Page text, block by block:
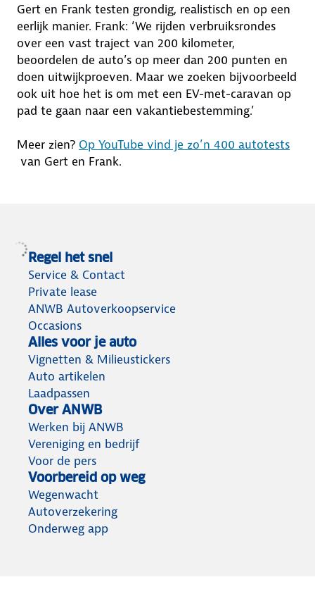
Gert en Frank testen grondig, realistisch en op een
eerlijk manier. Frank: ‘We rijden verbruiksrondes
over een vast traject van 200 kilometer,
beoordelen de auto’s op meer dan 200 punten en
doen uitwijkproeven. Maar we zoeken bijvoorbeeld
ook uit hoe het is om met een EV-met-caravan op
pad te gaan naar een vakantiebestemming.’
Meer zien? Op YouTube vind je zo’n 400 autotests
van Gert en Frank.
Regel het snel
Service & Contact
Private lease
ANWB Autoverkoopservice
Occasions
Alles voor je auto
Vignetten & Milieustickers
Auto artikelen
Laadpassen
Over ANWB
Werken bij ANWB
Vereniging en bedrijf
Voor de pers
Voorbereid op weg
Wegenwacht
Autoverzekering
Onderweg app